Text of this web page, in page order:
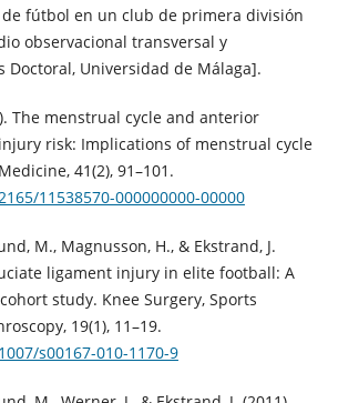
fútbol en un club de primera división
observacional transversal y
Doctoral, Universidad de Málaga].
The menstrual cycle and anterior
risk: Implications of menstrual cycle
41(2), 91–101.
11538570-000000000-00000
M., Magnusson, H., & Ekstrand, J.
ligament injury in elite football: A
study. Knee Surgery, Sports
19(1), 11–19.
s00167-010-1170-9